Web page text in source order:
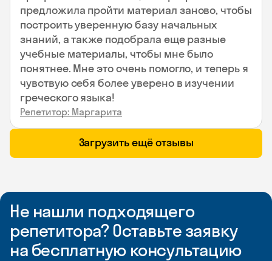
предложила пройти материал заново, чтобы
построить уверенную базу начальных
знаний, а также подобрала еще разные
учебные материалы, чтобы мне было
понятнее. Мне это очень помогло, и теперь я
чувствую себя более уверено в изучении
греческого языка!
Репетитор: Маргарита
Загрузить ещё отзывы
Не нашли подходящего
репетитора? Оставьте заявку
на бесплатную консультацию